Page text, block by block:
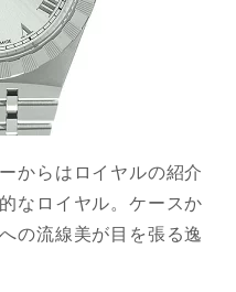
からはロイヤルの紹介
なロイヤル。ケースか
の流線美が目を張る逸